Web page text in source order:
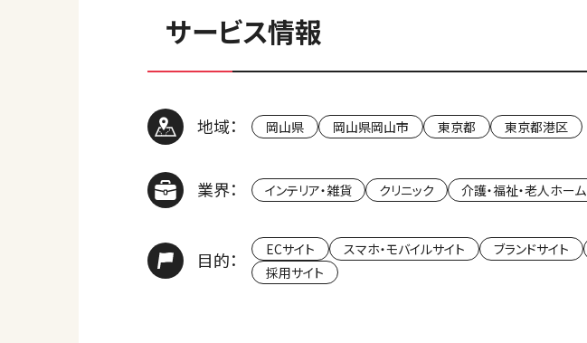
サービス情報
地域： 岡山県 岡山県岡山市 東京都 東京都港区
業界： インテリア・雑貨 クリニック 介護・福祉・老人ホーム
目的： ECサイト スマホ・モバイルサイト ブランドサイト
採用サイト